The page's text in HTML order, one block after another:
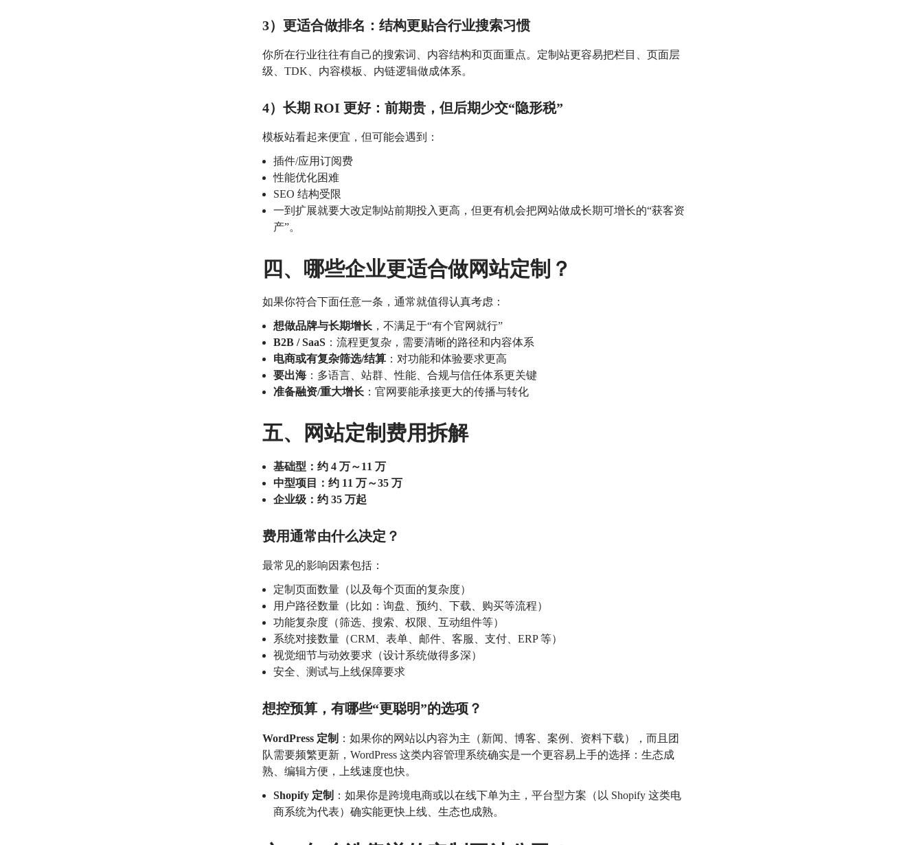
3）更适合做排名：结构更贴合行业搜索习惯
你所在行业往往有自己的搜索词、内容结构和页面重点。 定制站更容易把栏目、页面层
级、TDK、内容模板、内链逻辑做成体系。
4）长期 ROI 更好：前期贵，但后期少交“隐形税”
模板站看起来便宜，但可能会遇到：
插件/应用订阅费
性能优化困难
SEO 结构受限
一到扩展就要大改定制站前期投入更高，但更有机会把网站做成长期可增长的“获客资
产”。
四、哪些企业更适合做网站定制？
如果你符合下面任意一条，通常就值得认真考虑：
想做品牌与长期增长，不满足于“有个官网就行”
B2B / SaaS：流程更复杂，需要清晰的路径和内容体系
电商或有复杂筛选/结算：对功能和体验要求更高
要出海：多语言、站群、性能、合规与信任体系更关键
准备融资/重大增长：官网要能承接更大的传播与转化
五、网站定制费用拆解
基础型：约 4 万～11 万
中型项目：约 11 万～35 万
企业级：约 35 万起
费用通常由什么决定？
最常见的影响因素包括：
定制页面数量（以及每个页面的复杂度）
用户路径数量（比如：询盘、预约、下载、购买等流程）
功能复杂度（筛选、搜索、权限、互动组件等）
系统对接数量（CRM、表单、邮件、客服、支付、ERP 等）
视觉细节与动效要求（设计系统做得多深）
安全、测试与上线保障要求
想控预算，有哪些“更聪明”的选项？
WordPress 定制 ：如果你的网站以内容为主（新闻、博客、案例、资料下载），而且团
队需要频繁更新，WordPress 这类内容管理系统确实是一个更容易上手的选择：生态成
熟、编辑方便，上线速度也快。
Shopify 定制 ：如果你是跨境电商或以在线下单为主，平台型方案（以 Shopify 这类电
商系统为代表）确实能更快上线、生态也成熟。